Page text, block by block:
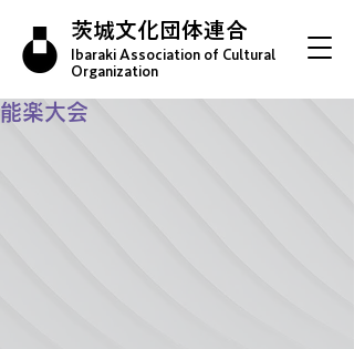
茨城文化団体連合
Ibaraki Association of Cultural
Organization
能楽大会